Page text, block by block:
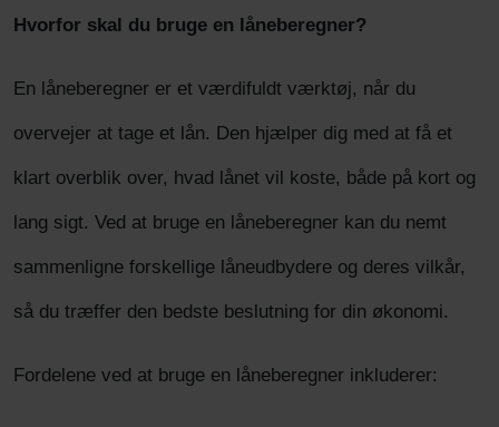
Hvorfor skal du bruge en låneberegner?
En låneberegner er et værdifuldt værktøj, når du
overvejer at tage et lån. Den hjælper dig med at få et
klart overblik over, hvad lånet vil koste, både på kort og
lang sigt. Ved at bruge en låneberegner kan du nemt
sammenligne forskellige låneudbydere og deres vilkår,
så du træffer den bedste beslutning for din økonomi.
Fordelene ved at bruge en låneberegner inkluderer: